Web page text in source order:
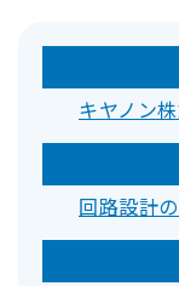
キヤノン
回路設計